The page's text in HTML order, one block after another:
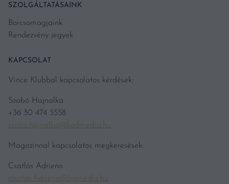
SZOLGÁLTATÁSAINK
Borcsomagjaink
Rendezvény jegyek
KAPCSOLAT
Vince Klubbal kapcsolatos kérdések:
Szabó Hajnalka
+36 30 474 5558
szabo.hajnalka@kodmedia.hu
Magazinnal kapcsolatos megkeresések:
Csatlós Adrienn
csatlos.Adrienn@hgmedia.hu